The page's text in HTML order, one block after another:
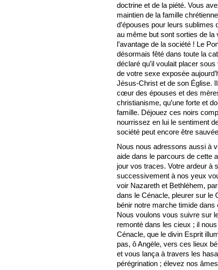
doctrine et de la piété. Vous
maintien de la famille
d’épouses pour leurs sublimes
au même but sont sorties de la
l’avantage de la société ! Le
désormais fêté dans toute la
déclaré qu’il voulait placer
de votre sexe exposée
Jésus-Christ et de son Église.
cœur des épouses et des
christianisme, qu’une forte et
famille. Déjouez ces noirs
nourrissez en lui le sentiment
société peut encore être
Nous nous adressons aussi à
aide dans le parcours de cette
jour vos traces. Votre ardeur à
successivement à nos yeux
voir Nazareth et Bethléhem,
dans le Cénacle, pleurer sur le
bénir notre marche timide
Nous voulons vous suivre sur
remonté dans les cieux ; il
Cénacle, que le divin Esprit
pas, ô Angèle, vers ces lieux
et vous lança à travers les
pérégrination ; élevez nos